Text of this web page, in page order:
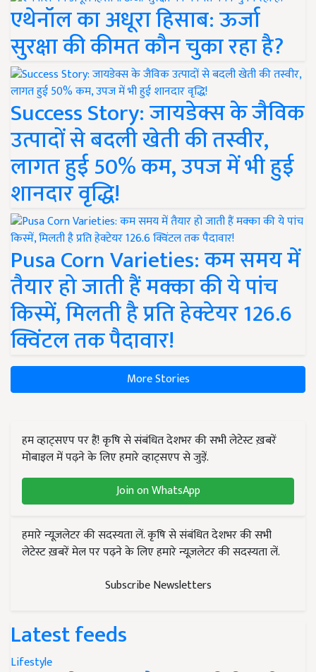
एथेनॉल का अधूरा हिसाब: ऊर्जा
सुरक्षा की कीमत कौन चुका रहा है?
Success Story: जायडेक्स के जैविक
उत्पादों से बदली खेती की तस्वीर,
लागत हुई 50% कम, उपज में भी हुई
शानदार वृद्धि!
Pusa Corn Varieties: कम समय में
तैयार हो जाती हैं मक्का की ये पांच
किस्में, मिलती है प्रति हेक्टेयर 126.6
क्विंटल तक पैदावार!
More Stories
हम व्हाट्सएप पर हैं! कृषि से संबंधित देशभर की सभी लेटेस्ट ख़बरें
मोबाइल में पढ़ने के लिए हमारे व्हाट्सएप से जुड़ें.
Join on WhatsApp
हमारे न्यूज़लेटर की सदस्यता लें. कृषि से संबंधित देशभर की सभी
लेटेस्ट ख़बरें मेल पर पढ़ने के लिए हमारे न्यूज़लेटर की सदस्यता लें.
Subscribe Newsletters
Latest feeds
Lifestyle